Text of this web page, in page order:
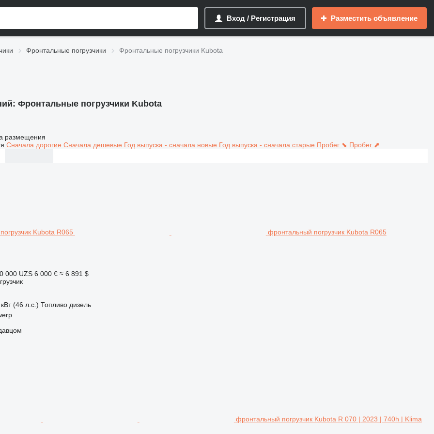
Вход / Регистрация Разместить объявление
Фронтальные погрузчики Фронтальные погрузчики Kubota
Фронтальные погрузчики Kubota
размещения
Сначала дорогие Сначала дешевые Год выпуска - сначала новые Год выпуска - сначала старые Пробег ⬊ Пробег ⬈
фронтальный погрузчик Kubota R065
000 UZS 6 000 € ≈ 6 891 $
(46 л.с.) Топливо дизель
фронтальный погрузчик Kubota R 070 | 2023 | 740h | Klima